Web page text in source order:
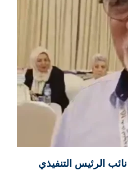
الرئيس التنفيذي